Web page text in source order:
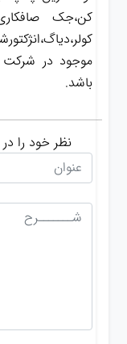
موجود در
باشد.
نظر خود را در